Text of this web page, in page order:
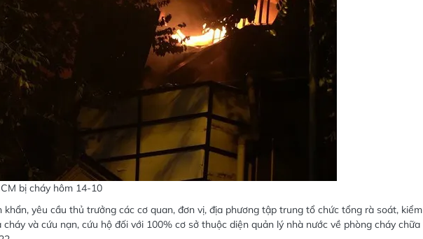
bị cháy hôm 14-10
khẩn, yêu cầu thủ trưởng các cơ quan, đơn vị, địa phương tập trung tổ chức tổng rà soát, kiểm
và cứu nạn, cứu hộ đối với 100% cơ sở thuộc diện quản lý nhà nước về phòng cháy chữa